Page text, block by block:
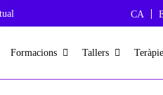
CA
Formacions Tallers